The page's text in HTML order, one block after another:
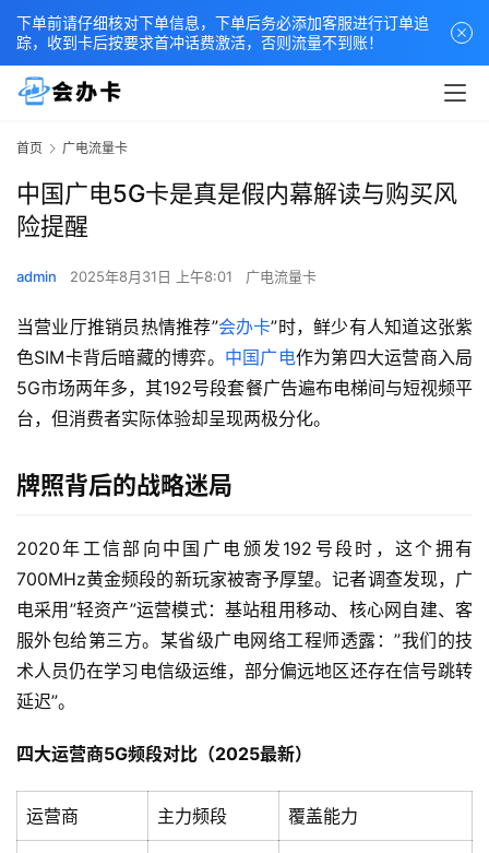
首页 广电流量卡
中国广电5G卡是真是假内幕解读与购买风
险提醒
admin 2025年8月31日 上午8:01 广电流量卡
当营业厅推销员热情推荐”会办卡”时，鲜少有人知道这张紫
色SIM卡背后暗藏的博弈。 中国广电作为第四大运营商入局
5G市场两年多，其192号段套餐广告遍布电梯间与短视频平
台，但消费者实际体验却呈现两极分化。
牌照背后的战略迷局
2020年工信部向中国广电颁发192号段时，这个拥有
700MHz黄金频段的新玩家被寄予厚望。记者调查发现，广
电采用”轻资产”运营模式：基站租用移动、核心网自建、客
服外包给第三方。某省级广电网络工程师透露：”我们的技
术人员仍在学习电信级运维，部分偏远地区还存在信号跳转
延迟”。
四大运营商5G频段对比（2025最新）
运营商 主力频段 覆盖能力
下单前请仔细核对下单信息，下单后务必添加客服进行订单追
踪，收到卡后按要求首冲话费激活，否则流量不到账！